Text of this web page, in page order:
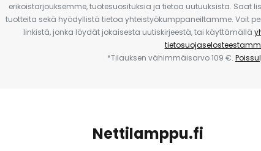
erikoistarjouksemme, tuotesuosituksia ja tietoa uutuuksista. Saat
tuotteita sekä hyödyllistä tietoa yhteistyökumppaneiltamme. Voit
linkistä, jonka löydät jokaisesta uutiskirjeestä, tai käyttämällä
*Tilauksen vähimmäisarvo 109 €.
Nettilamppu.fi